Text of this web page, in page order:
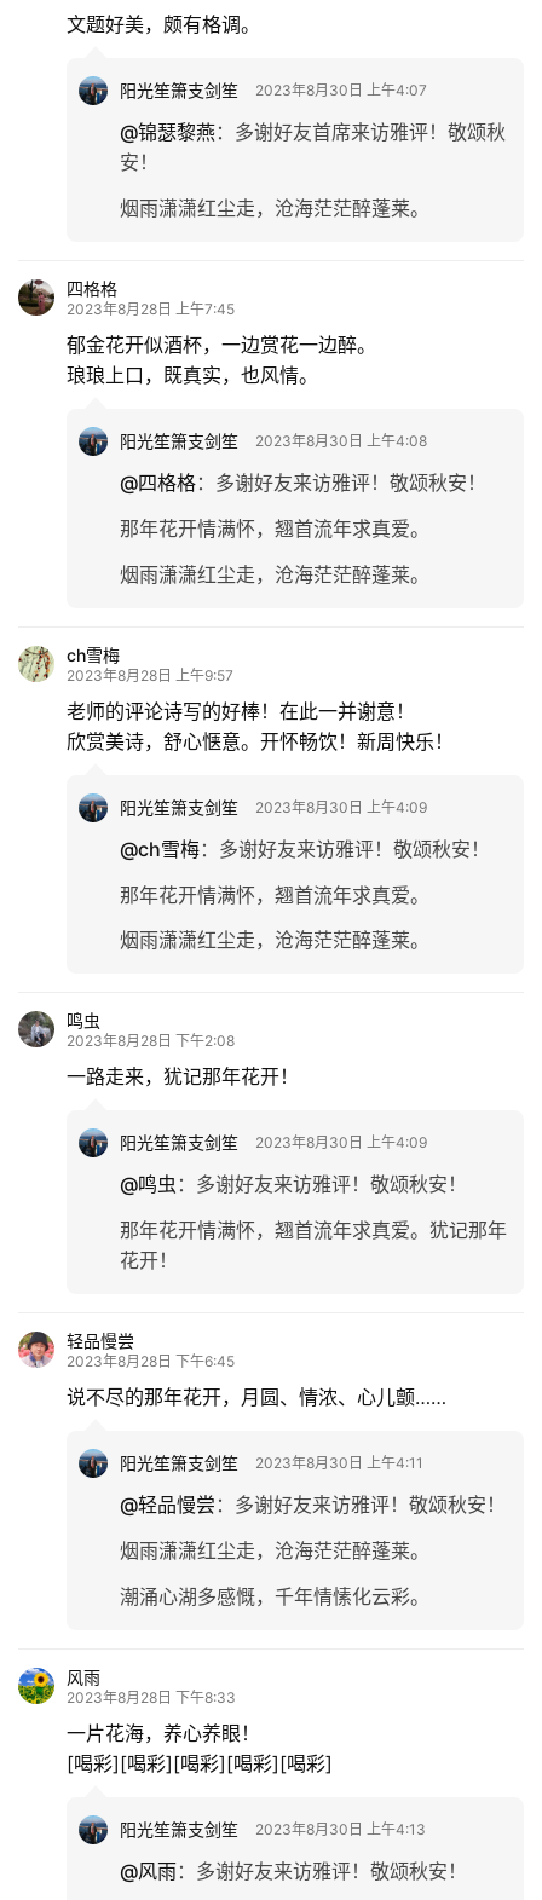
生
文题好美，颇有格调。
阳光笙箫支剑笙 2023年8月30日 上午4:07
@锦瑟黎燕： 多谢好友首席来访雅评！敬颂秋
安！
烟雨潇潇红尘走，沧海茫茫醉蓬莱。
四格格
2023年8月28日 上午7:45
郁金花开似酒杯，一边赏花一边醉。
琅琅上口，既真实，也风情。
阳光笙箫支剑笙 2023年8月30日 上午4:08
@四格格： 多谢好友来访雅评！敬颂秋安！
那年花开情满怀，翘首流年求真爱。
烟雨潇潇红尘走，沧海茫茫醉蓬莱。
ch雪梅
2023年8月28日 上午9:57
老师的评论诗写的好棒！在此一并谢意！
欣赏美诗，舒心惬意。开怀畅饮！新周快乐！
阳光笙箫支剑笙 2023年8月30日 上午4:09
@ch雪梅： 多谢好友来访雅评！敬颂秋安！
那年花开情满怀，翘首流年求真爱。
烟雨潇潇红尘走，沧海茫茫醉蓬莱。
鸣虫
2023年8月28日 下午2:08
一路走来，犹记那年花开！
阳光笙箫支剑笙 2023年8月30日 上午4:09
@鸣虫 ： 多谢好友来访雅评！敬颂秋安！
那年花开情满怀，翘首流年求真爱。犹记那年
花开！
轻品慢尝
2023年8月28日 下午6:45
说不尽的那年花开，月圆、情浓、心儿颤……
阳光笙箫支剑笙 2023年8月30日 上午4:11
@轻品慢尝 ： 多谢好友来访雅评！敬颂秋安！
烟雨潇潇红尘走，沧海茫茫醉蓬莱。
潮涌心湖多感慨，千年情愫化云彩。
风雨
2023年8月28日 下午8:33
一片花海，养心养眼！
[喝彩][喝彩][喝彩][喝彩][喝彩]
阳光笙箫支剑笙 2023年8月30日 上午4:13
@风雨： 多谢好友来访雅评！敬颂秋安！